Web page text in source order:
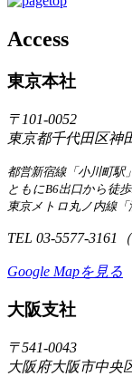
Access
東京本社
〒101-0052
東京都千代田区神
都営新宿線「小川町駅
ともにB6出口から徒
東京メトロ丸ノ内線
TEL 03-5577-3161
Google Mapを見る
大阪支社
〒541-0043
大阪府大阪市中央